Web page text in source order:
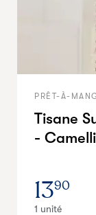
PRÊT-À-
Tisane
-
1390
1 unité